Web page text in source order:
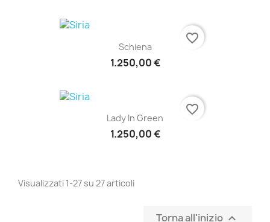
Schiena
1.250,00 €
favorite_border
Lady In Green
1.250,00 €
favorite_border
Visualizzati 1-27 su 27 articoli
Torna all'inizio 